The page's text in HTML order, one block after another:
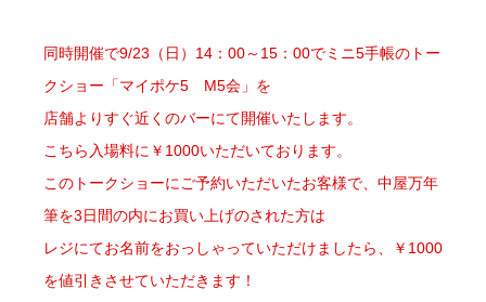
同時開催で9/23（日）14：00～15：00でミニ5手帳のトー
クショー「マイポケ5 M5会」を
店舗よりすぐ近くのバーにて開催いたします。
こちら入場料に￥1000いただいております。
このトークショーにご予約いただいたお客様で、中屋万年
筆を3日間の内にお買い上げのされた方は
レジにてお名前をおっしゃっていただけましたら、￥1000
を値引きさせていただきます！